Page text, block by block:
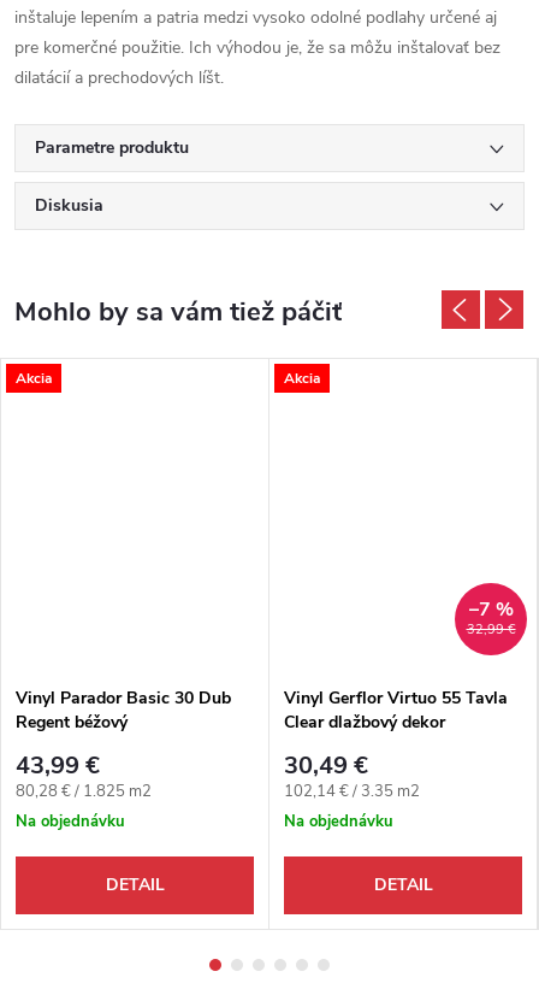
inštaluje lepením a patria medzi vysoko odolné podlahy určené aj
pre komerčné použitie. Ich výhodou je, že sa môžu inštalovať bez
dilatácií a prechodových líšt.
Parametre produktu
Diskusia
Akcia
Vinyl Parador Basic 30 Dub
Regent béžový
43,99 €
Jednotková cena:
80,28 € / 1.825 m2
Na objednávku
DETAIL
Akcia
32,99 €
–7 %
Vinyl Gerflor Virtuo 55 Tavla
Clear dlažbový dekor
30,49 €
Jednotková cena:
102,14 € / 3.35 m2
Na objednávku
DETAIL